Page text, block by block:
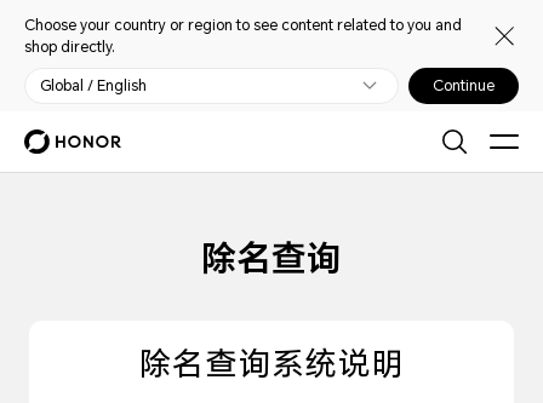
Choose your country or region to see content related to you and
shop directly.
Global / English Continue
除名查询
除名查询系统说明